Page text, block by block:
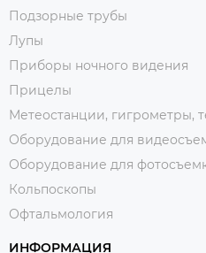
Подзорные трубы
Лупы
Приборы ночного видения
Прицелы
Метеостанции, гигрометры,
Оборудование для
Оборудование для
Кольпоскопы
Офтальмология
ИНФОРМАЦИЯ